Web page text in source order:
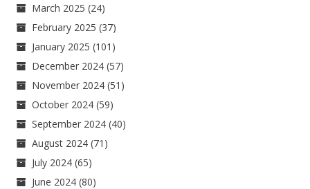
March 2025 (24)
February 2025 (37)
January 2025 (101)
December 2024 (57)
November 2024 (51)
October 2024 (59)
September 2024 (40)
August 2024 (71)
July 2024 (65)
June 2024 (80)